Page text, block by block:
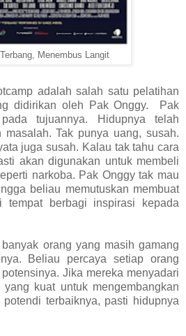
Menembus Langit
adalah salah satu pelatihan
didirikan oleh Pak Onggy. Pak
tujuannya. Hidupnya telah
Tak punya uang, susah.
juga susah. Kalau tak tahu cara
akan digunakan untuk membeli
narkoba. Pak Onggy tak mau
beliau memutuskan membuat
tempat berbagi inspirasi kepada
orang yang masih gamang
Beliau percaya setiap orang
Jika mereka menyadari
kuat untuk mengembangkan
terbaiknya, pasti hidupnya